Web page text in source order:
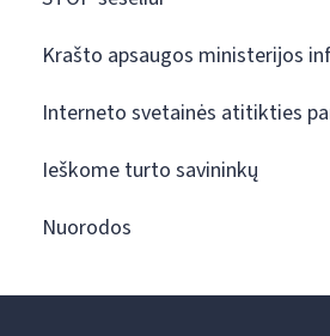
Krašto apsaugos ministerijos
Interneto svetainės atitikties
Ieškome turto savininkų
Nuorodos